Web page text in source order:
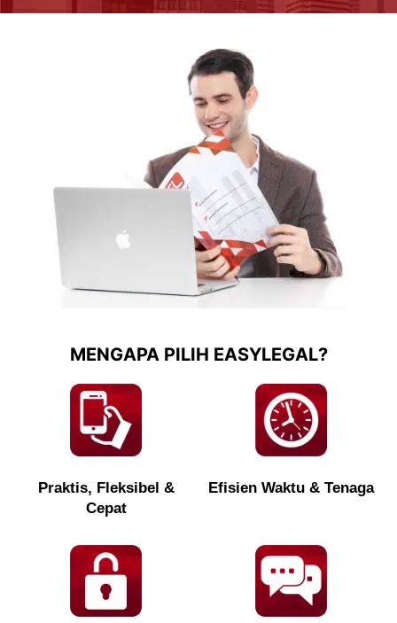
MENGAPA PILIH EASYLEGAL?
Praktis, Fleksibel &
Cepat
Efisien Waktu & Tenaga